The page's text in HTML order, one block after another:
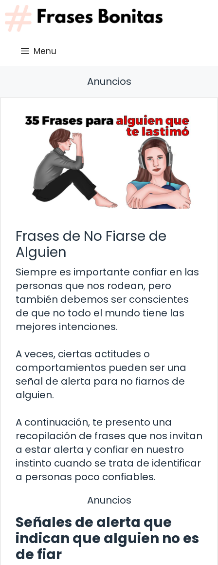
Saltar
al
contenido
Menu
Anuncios
Frases de No Fiarse de
Alguien
Siempre es importante confiar en las
personas que nos rodean, pero
también debemos ser conscientes
de que no todo el mundo tiene las
mejores intenciones.
A veces, ciertas actitudes o
comportamientos pueden ser una
señal de alerta para no fiarnos de
alguien.
A continuación, te presento una
recopilación de frases que nos invitan
a estar alerta y confiar en nuestro
instinto cuando se trata de identificar
a personas poco confiables.
Anuncios
Señales de alerta que
indican que alguien no es
de fiar